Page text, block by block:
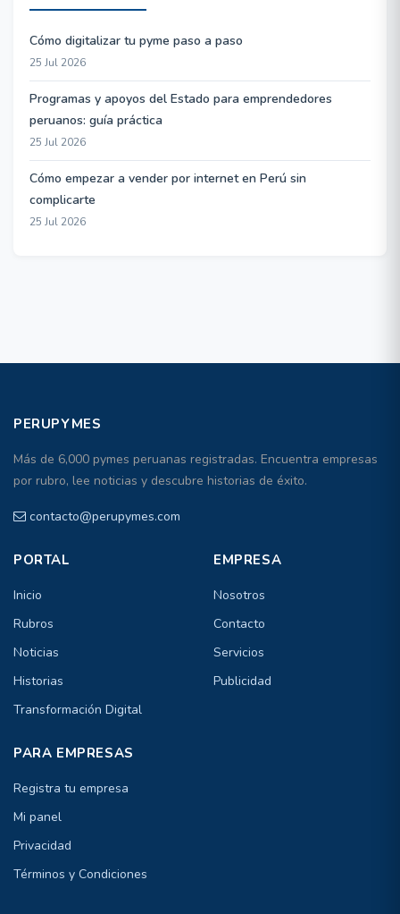
Cómo digitalizar tu pyme paso a paso
25 Jul 2026
Programas y apoyos del Estado para emprendedores
peruanos: guía práctica
25 Jul 2026
Cómo empezar a vender por internet en Perú sin
complicarte
25 Jul 2026
PERUPYMES
Más de 6,000 pymes peruanas registradas. Encuentra empresas
por rubro, lee noticias y descubre historias de éxito.
contacto@perupymes.com
PORTAL
Inicio
Rubros
Noticias
Historias
Transformación Digital
EMPRESA
Nosotros
Contacto
Servicios
Publicidad
PARA EMPRESAS
Registra tu empresa
Mi panel
Privacidad
Términos y Condiciones